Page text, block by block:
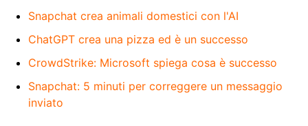
Snapchat crea animali domestici con l'AI
ChatGPT crea una pizza ed è un successo
CrowdStrike: Microsoft spiega cosa è successo
Snapchat: 5 minuti per correggere un messaggio
inviato